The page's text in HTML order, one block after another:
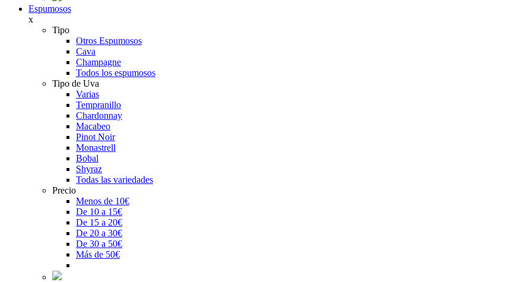
Espumosos
x
Tipo
Otros Espumosos
Cava
Champagne
Todos los espumosos
Tipo de Uva
Varias
Tempranillo
Chardonnay
Macabeo
Pinot Noir
Monastrell
Bobal
Shyraz
Todas las variedades
Precio
Menos de 10€
De 10 a 15€
De 15 a 20€
De 20 a 30€
De 30 a 50€
Más de 50€